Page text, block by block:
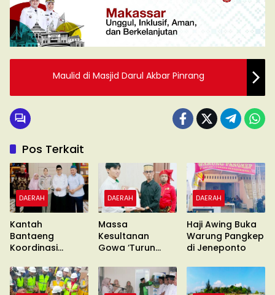
Maulid di Masjid Darul Akbar Pinrang
Pos Terkait
DAERAH
Kantah
Bantaeng
Koordinasi
Muhammadiyah
DAERAH
Massa
Kesultanan
Gowa ‘Turun
Unras
DAERAH
Haji Awing Buka
Warung Pangkep
di Jeneponto